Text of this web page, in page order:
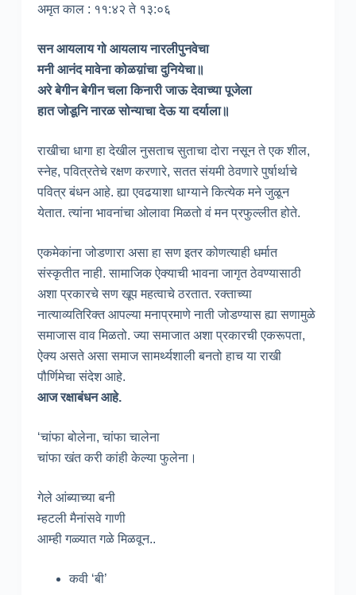
अमृत काल : ११:४२ ते १३:०६
सन आयलाय गो आयलाय नारलीपुनवेचा
मनी आनंद मावेना कोळय़ांचा दुनियेचा॥
अरे बेगीन बेगीन चला किनारी जाऊ देवाच्या पूजेला
हात जोडूनि नारळ सोन्याचा देऊ या दर्याला॥
राखीचा धागा हा देखील नुसताच सुताचा दोरा नसून ते एक शील,
स्नेह, पवित्रतेचे रक्षण करणारे, सतत संयमी ठेवणारे पुर्षार्थाचे
पवित्र बंधन आहे. ह्या एवढयाशा धाग्याने कित्येक मने जुळून
येतात. त्यांना भावनांचा ओलावा मिळतो वं मन प्रफुल्लीत होते.
एकमेकांना जोडणारा असा हा सण इतर कोणत्याही धर्मात
संस्कृतीत नाही. सामाजिक ऐक्याची भावना जागृत ठेवण्यासाठी
अशा प्रकारचे सण खूप महत्वाचे ठरतात. रक्ताच्या
नात्याव्यतिरिक्त आपल्या मनाप्रमाणे नाती जोडण्यास ह्या सणामुळे
समाजास वाव मिळतो. ज्या समाजात अशा प्रकारची एकरूपता,
ऐक्य असते असा समाज सामर्थ्यशाली बनतो हाच या राखी
पौर्णिमेचा संदेश आहे.
आज रक्षाबंधन आहे.
‘चांफा बोलेना, चांफा चालेना
चांफा खंत करी कांही केल्या फुलेना।
गेले आंब्याच्या बनी
म्हटली मैनांसवे गाणी
आम्ही गळ्यात गळे मिळवून..
कवी ‘बी’